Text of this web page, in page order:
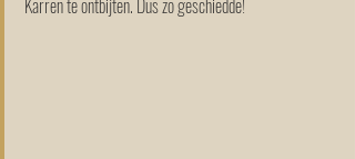
Karren te ontbijten. Dus zo geschiedde!